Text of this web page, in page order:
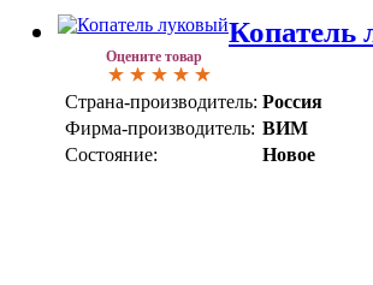
Оцените товар
Страна-производитель: Россия
Фирма-производитель: ВИМ
Состояние:
Новое